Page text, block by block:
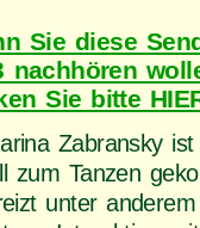
Sie diese
nachhören
Sie bitte
Zabransky
zum Tanzen
unter